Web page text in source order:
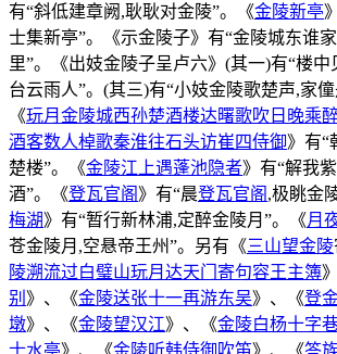
有“斜低建章阙,耿耿对金陵”。《金陵新亭
士集新亭”。《示金陵子》有“金陵城东谁
里”。《出妓金陵子呈卢六》(其一)有“楼中
台云雨人”。(其三)有“小妓金陵歌楚声,家僮
《玩月金陵城西孙楚酒楼达曙歌吹日晚乘
酒客数人棹歌秦淮往石头访崔四侍御》有“
楚楼”。《金陵江上遇蓬池隐者》有“解我
酒”。《登瓦官阁 》有“晨登瓦官阁 ,极眺金
梅湖》有“暂行新林浦,定醉金陵月”。《月
苍金陵月,空悬帝王州”。另有《三山望金陵
陵溯流过白璧山玩月达天门寄句容王主簿
别 》、《金陵送张十一再游东吴》、《登
墩》、《金陵望汉江》、《金陵白杨十字
士水亭》、《金陵听韩侍御吹笛》、《答